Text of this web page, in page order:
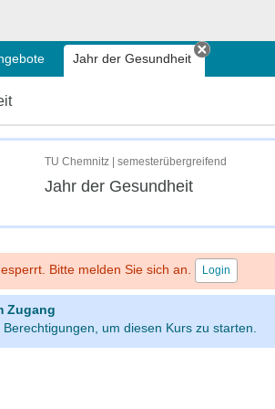
Jahr der Gesundheit
Tab
TU Chemnitz | semesterübergreifend
Jahr der Gesundheit
Bitte melden Sie sich an. Login
Zugang
um diesen Kurs zu starten.